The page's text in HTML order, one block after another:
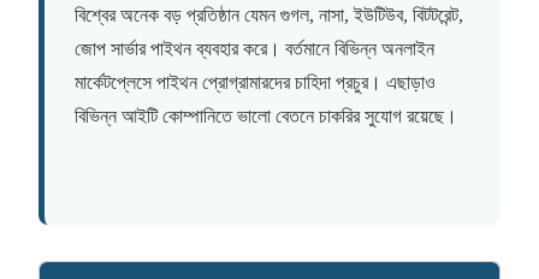
বিশ্বের অনেক বড় প্রতিষ্ঠান যেমন গুগল, নাসা, ইউটিউব, বিটটরেন্ট,
জোপ সার্ভার পাইথন ব্যবহার করে। বর্তমানে বিভিন্ন অনলাইন
মার্কেটপ্লেসে পাইথন প্রোগ্রামারদের চাহিদা প্রচুর। এছাড়াও
বিভিন্ন আইটি কোম্পানিতে ভালো বেতনে চাকরির সুযোগ রয়েছে।